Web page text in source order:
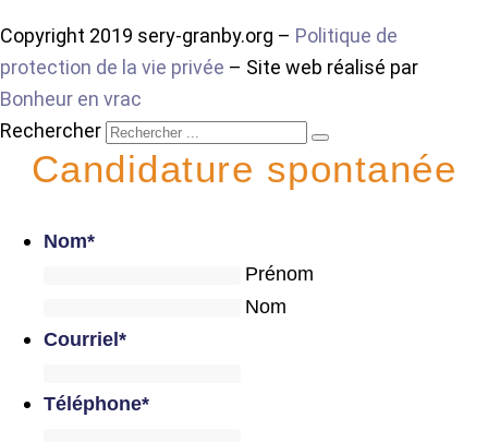
Copyright 2019 sery-granby.org – Politique de
protection de la vie privée – Site web réalisé par
Bonheur en vrac
Rechercher
Candidature spontanée
Nom*
Prénom
Nom
Courriel*
Téléphone*